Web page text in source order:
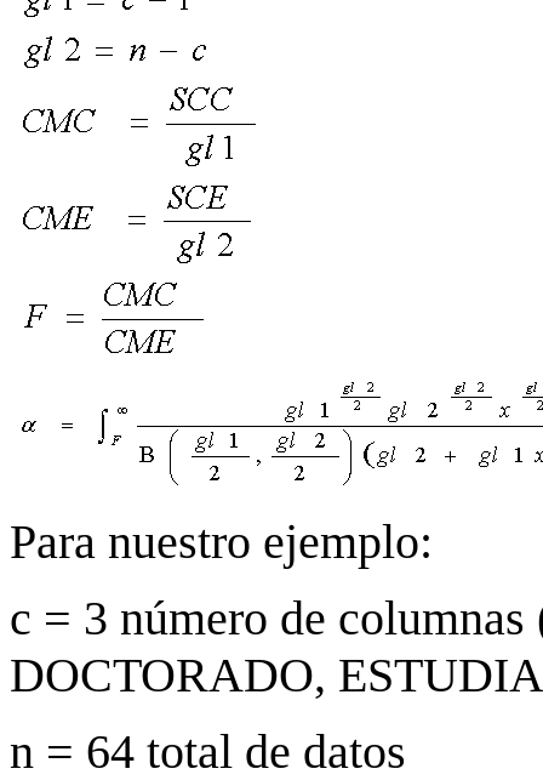
Para nuestro ejemplo:
c = 3 número de
DOCTORADO,
n = 64 total de datos